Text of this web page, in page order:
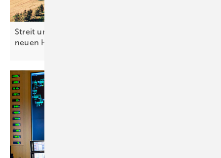
Streit um Netzpaket: Solarbranche warnt vor
neuen Hürden